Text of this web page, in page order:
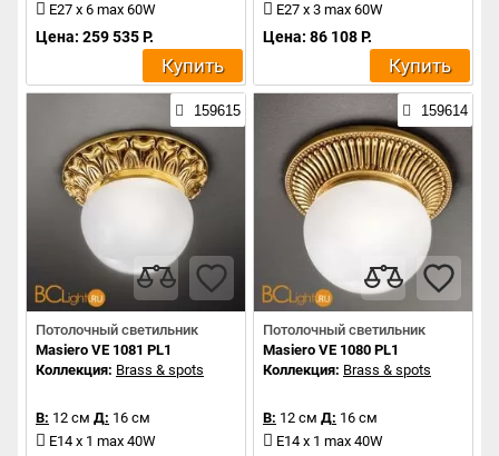
E27 x 6 max 60W
Цена: 259 535 Р.
Купить
E27 x 3 max 60W
Цена: 86 108 Р.
Купить
159615
Потолочный светильник
Masiero VE 1081 PL1
Коллекция: Brass & spots
В: 12 см Д: 16 см
E14 x 1 max 40W
159614
Потолочный светильник
Masiero VE 1080 PL1
Коллекция: Brass & spots
В: 12 см Д: 16 см
E14 x 1 max 40W